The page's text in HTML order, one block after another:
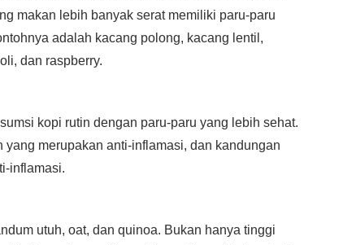
makan lebih banyak serat memiliki paru-paru
adalah kacang polong, kacang lentil,
dan raspberry.
kopi rutin dengan paru-paru yang lebih sehat.
merupakan anti-inflamasi, dan kandungan
inflamasi.
utuh, oat, dan quinoa. Bukan hanya tinggi